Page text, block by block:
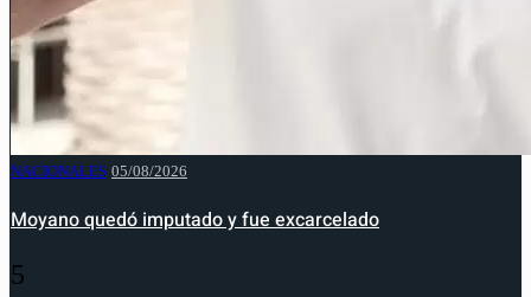
NACIONALES 05/08/2026
Moyano quedó imputado y fue excarcelado
5